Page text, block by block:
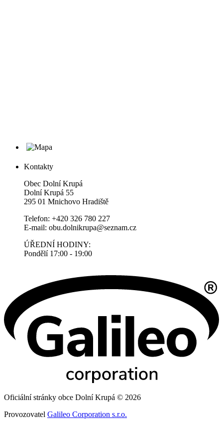
Kontakty
Obec Dolní Krupá
Dolní Krupá 55
295 01 Mnichovo Hradiště
Telefon: +420 326 780 227
E-mail: obu.dolnikrupa@seznam.cz
ÚŘEDNÍ HODINY:
Pondělí 17:00 - 19:00
Oficiální stránky obce Dolní Krupá © 2026
Provozovatel Galileo Corporation s.r.o.